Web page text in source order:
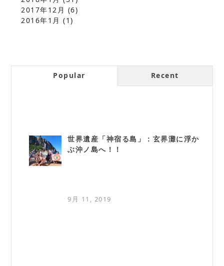
2017年12月 (6)
2016年1月 (1)
Popular Recent
世界遺産「神宿る島」：玄界灘に浮か
ぶ沖ノ島へ！！
9月 11, 2019